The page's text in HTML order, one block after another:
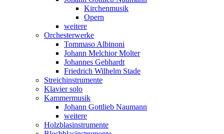
Kirchenmusik
Opern
weitere
Orchesterwerke
Tommaso Albinoni
Johann Melchior Molter
Johannes Gebhardt
Friedrich Wilhelm Stade
Streichinstrumente
Klavier solo
Kammermusik
Johann Gottlieb Naumann
weitere
Holzblasinstrumente